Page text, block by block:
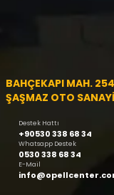
BAHÇEKAPI MAH.
ŞAŞMAZ OTO
Destek Hattı
+90530 338 68 34
Whatsapp Destek
0530 338 68 34
E-Mail